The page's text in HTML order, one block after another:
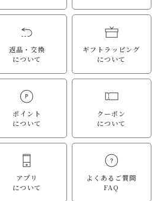
返品・交換
について
ギフトラッピング
について
ポイント
について
クーポン
について
アプリ
について
よくあるご質問
FAQ